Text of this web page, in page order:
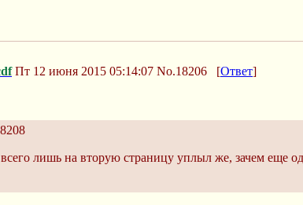
Пт 12 июня 2015 05:14:07 No.18206 [Ответ]
лишь на вторую страницу уплыл же, зачем еще